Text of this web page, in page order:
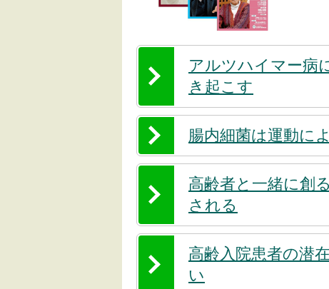
アルツハイマー病
き起こす
腸内細菌は運動に
高齢者と一緒に創
される
高齢入院患者の潜
い